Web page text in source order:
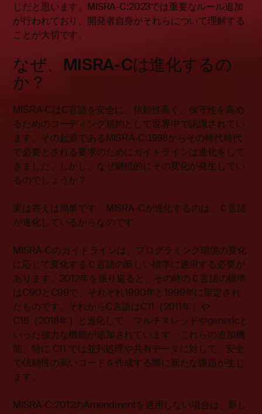
じだと思います。MISRA-C:2023では重要なルール追加
が行われており、開発者自身がそれらについて理解する
ことが大切です。
なぜ、MISRA-Cは進化するの
か？
MISRA-CはC言語を安全に、信頼性高く、保守性を高め
るためのコーディング規約として世界中で認識されてい
ます。その起源であるMISRA-C:1998からその時代時代
で必要とされる要求のためにガイドラインは進化をして
きました。しかし、なぜ継続的にその変化が発生してい
るのでしょうか？
実は答えは簡単です。MISRA-Cが進化するのは、Ｃ言語
が進化しているからなのです。
MISRA-Cのガイドラインは、プログラミング環境の変化
に応じて変化するＣ言語の新しい標準に適用する必要が
あります。2012年を振り返ると、その時のＣ言語の標準
はC90とC99で、それぞれ1990年と1999年に策定され
たものです。それからC言語はC11（2011年）や
C18（2018年）と進化して、マルチスレッドやgenericと
いった強力な機能が追加されています。これらの追加機
能、特に C11 では並列処理や共有データに対して、安全
で信頼性の高いコードを作成する際に新たな課題が生じ
ます。
MISRA-C:2012のAmendmentを適用しない場合は、 新し